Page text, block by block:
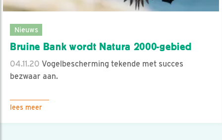
Nieuws
Bruine Bank wordt Natura 2000-gebied
04.11.20 Vogelbescherming tekende met succes
bezwaar aan.
lees meer